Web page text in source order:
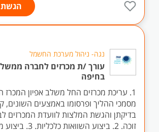
הגשת
נגה- ניהול מערכת החשמל
עורך /ת מכרזים לחברה
בחיפה
1. עריכת מכרזים החל משלב אפיון המכרז
מסמכי ההליך ופרסומו באמצעים השונים,
בדיקתן והגשת המלצות לוועדת המכרזים
זוכה. 2. ביצוע השוואות כלכליות. 3. ביצוע מו"מ ...